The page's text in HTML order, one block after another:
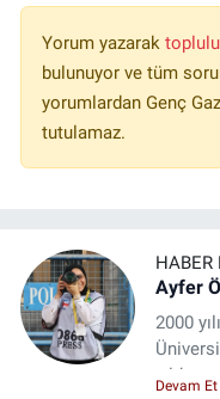
Yorum yazarak
bulunuyor ve tüm
yorumlardan Genç
tutulamaz.
HABER
Ayfer
2000
yıldır
Devam Et